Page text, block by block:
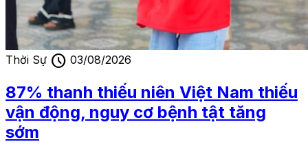
Thời Sự schedule 03/08/2026
87% thanh thiếu niên Việt Nam thiếu
vận động, nguy cơ bệnh tật tăng
sớm